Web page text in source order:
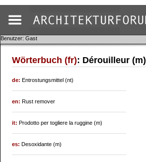
Benutzer: Gast
Wörterbuch (fr): Dérouilleur (m)
de:Entrostungsmittel (nt)
en:Rust remover
it:Prodotto per togliere la ruggine (m)
es:Desoxidante (m)